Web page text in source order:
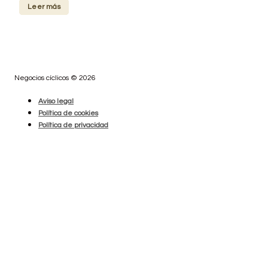
Leer más
Negocios cíclicos © 2026
Aviso legal
Política de cookies
Política de privacidad